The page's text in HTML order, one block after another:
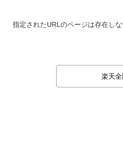
指定されたURLのページは存在し
楽天